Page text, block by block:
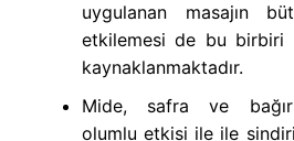
uygulanan masajın
etkilemesi de bu birbiri
kaynaklanmaktadır.
Mide, safra ve
olumlu etkisi ile ile